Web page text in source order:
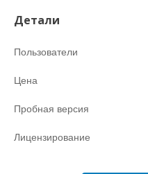
Детали
Пользователи
Цена
Пробная версия
Лицензирование